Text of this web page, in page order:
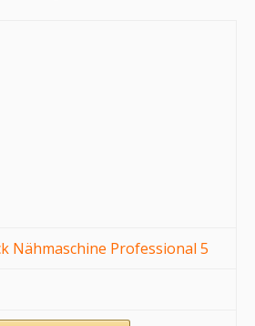
Nähmaschine Professional 5